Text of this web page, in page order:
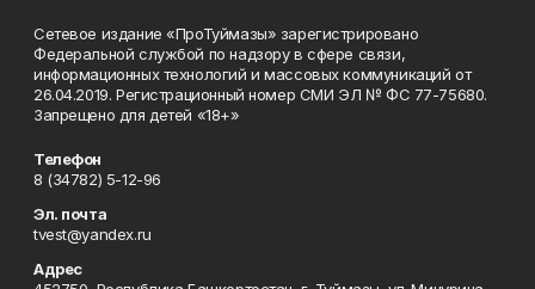
Сетевое издание «ПроТуймазы» зарегистрировано
Федеральной службой по надзору в сфере связи,
информационных технологий и массовых коммуникаций от
26.04.2019. Регистрационный номер СМИ ЭЛ № ФС 77-75680.
Запрещено для детей «18+»
Телефон
8 (34782) 5-12-96
Эл. почта
tvest@yandex.ru
Адрес